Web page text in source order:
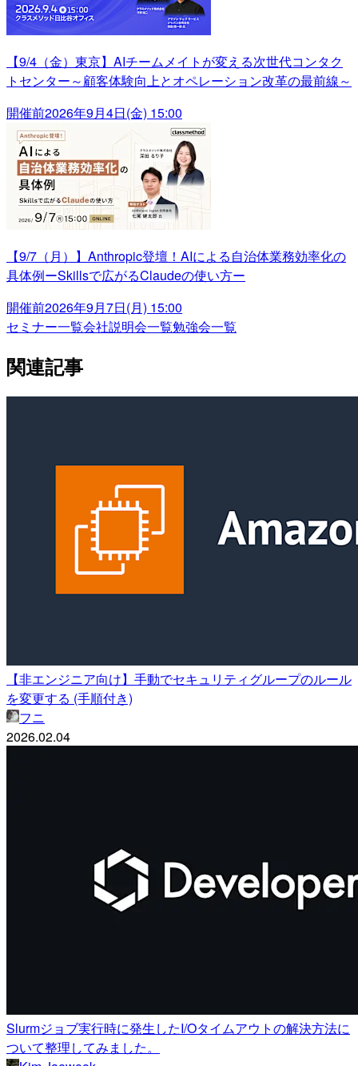
【9/4（金）東京】AIチームメイトが変える次世代コンタク
トセンター～顧客体験向上とオペレーション改革の最前線～
開催前2026年9月4日(金) 15:00
【9/7（月）】Anthropic登壇！AIによる自治体業務効率化の
具体例ーSkillsで広がるClaudeの使い方ー
開催前2026年9月7日(月) 15:00
セミナー一覧会社説明会一覧勉強会一覧
関連記事
【非エンジニア向け】手動でセキュリティグループのルール
を変更する (手順付き)
フニ
2026.02.04
Slurmジョブ実行時に発生したI/Oタイムアウトの解決方法に
ついて整理してみました。